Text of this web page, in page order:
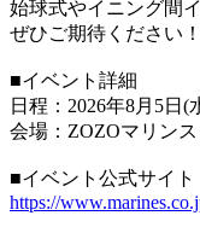
始球式やイニング間
ぜひご期待ください！
■イベント詳細
日程：2026年8月5日(
会場：ZOZOマリン
■イベント公式サイト
https://